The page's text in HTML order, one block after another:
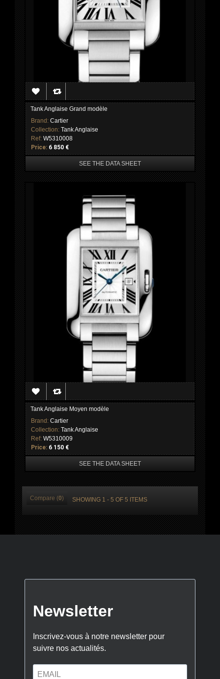
Tank Anglaise Grand modèle
Brand: Cartier
Collection: Tank Anglaise
Ref: W5310008
Price: 6 850 €
SEE THE DATA SHEET
Tank Anglaise Moyen modèle
Brand: Cartier
Collection: Tank Anglaise
Ref: W5310009
Price: 6 150 €
SEE THE DATA SHEET
Compare (0) SHOWING 1 - 5 OF 5 ITEMS